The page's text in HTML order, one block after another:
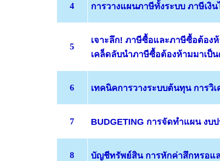
4 การวางแผนภาษีทั้งระบบ ภาษีเงิ
5
เจาะลึก! ภาษีซื้อและภาษีซื้อต้อง
เคล็ดลับนำภาษีซื้อต้องห้ามมาเป็
6 เทคนิคการวางระบบต้นทุนการวิเ
7 BUDGETING การจัดทำแผน งบ
8 บัญชีทรัพย์สินการหักค่าสึกหรอแ